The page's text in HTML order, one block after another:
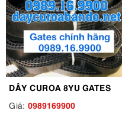
DÂY CUROA 8YU GATES
Giá: 0989169900